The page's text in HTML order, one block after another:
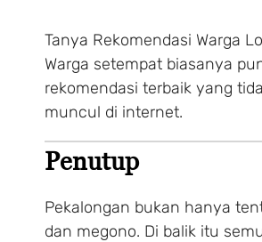
Tanya Rekomendasi Warga
Warga setempat biasanya
rekomendasi terbaik yang
muncul di internet.
Penutup
Pekalongan bukan hanya
dan megono. Di balik itu